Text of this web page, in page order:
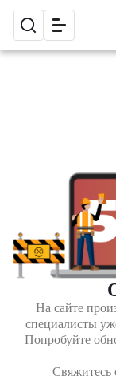
На сайте
специалисты
Попробуйте
Свяжитесь